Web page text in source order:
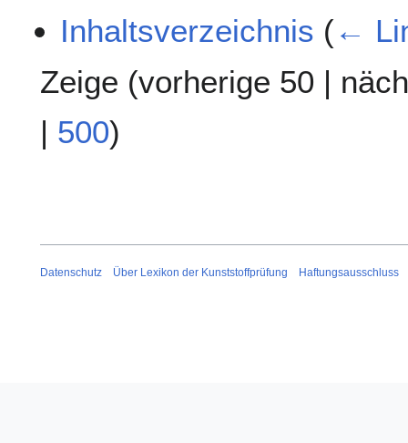
Inhaltsverzeichnis (←
Zeige (vorherige 50 |
| 500)
Datenschutz Über Lexikon der Kunststoffprüfung Haftungsausschluss